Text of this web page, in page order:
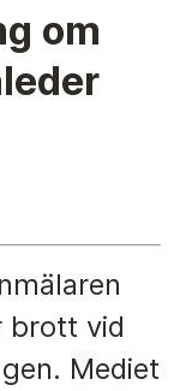
besluten
om
brott vid
Mediet